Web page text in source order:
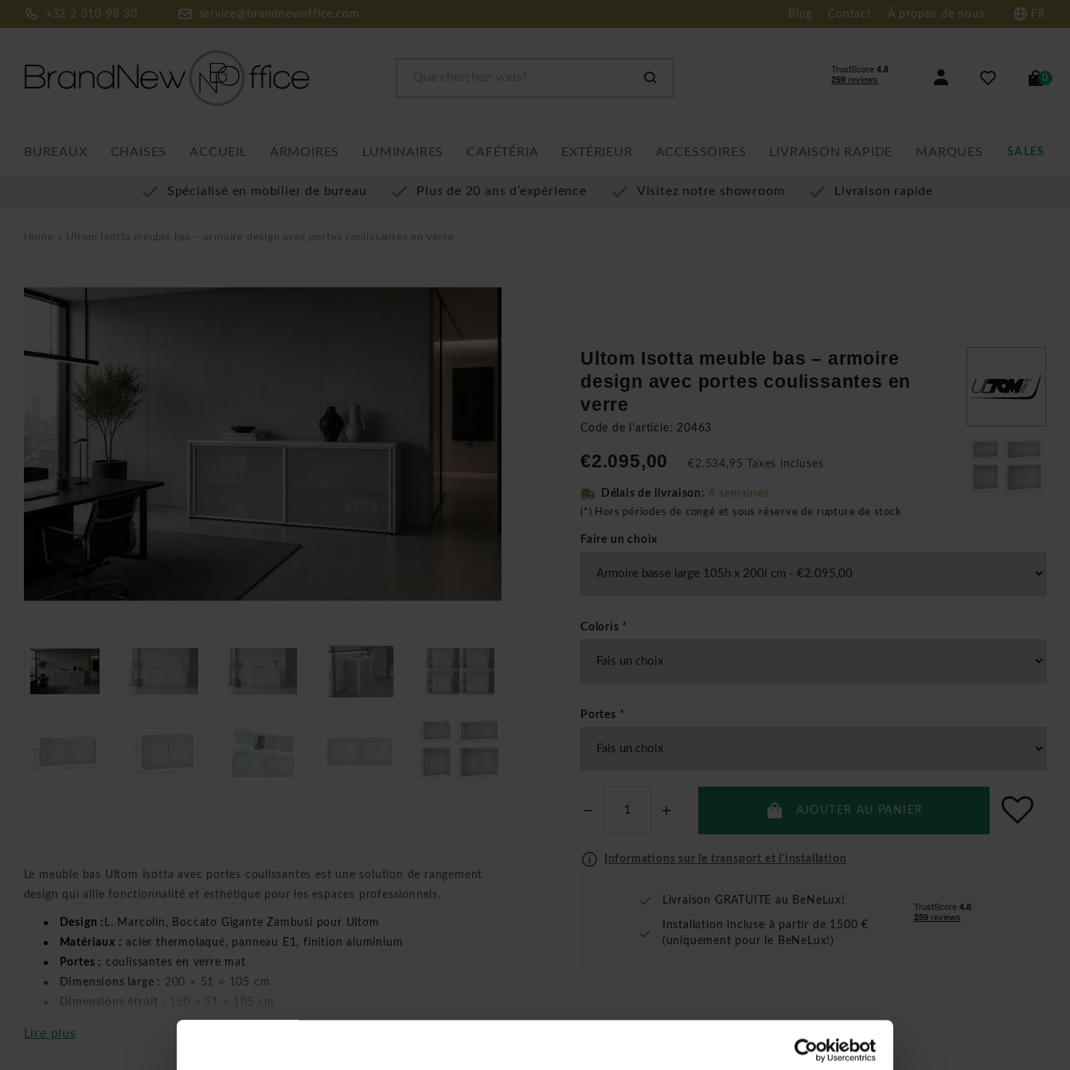
+32 2 310 98 30 service@brandnewoffice.com Blog Contact À propos de nous FR
0
BUREAUX CHAISES ACCUEIL ARMOIRES LUMINAIRES CAFÉTÉRIA EXTÉRIEUR ACCESSOIRES LIVRAISON RAPIDE MARQUES SALES
Spécialisé en mobilier de bureau Plus de 20 ans d’expérience Visitez notre showroom Livraison rapide
Home Ultom Isotta meuble bas – armoire design avec portes coulissantes en verre
Le meuble bas Ultom Isotta avec portes coulissantes est une solution de rangement
design qui allie fonctionnalité et esthétique pour les espaces professionnels.
Design : L. Marcolin , Boccato Gigante Zambusi pour Ultom
Matériaux : acier thermolaqué, panneau E1, finition aluminium
Portes : coulissantes en verre mat
Dimensions large : 200 × 51 × 105 cm
Dimensions étroit :
Rangement :
Lire plus
Ultom Isotta meuble bas – armoire
design avec portes coulissantes en
verre
Code de l'article: 20463
€2.095,00 €2.534,95 Taxes incluses
Délais de livraison: 6 semaines
(*) Hors périodes de congé et sous réserve de rupture de stock
Faire un choix
Coloris *
Portes *
AJOUTER AU PANIER
Informations sur le transport et l'installation
Livraison GRATUITE au BeNeLux!
Installation incluse à partir de 1500 €
(uniquement pour le BeNeLux!)